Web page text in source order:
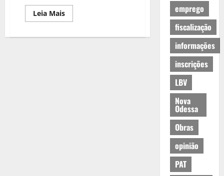
Leia Mais
emprego
fiscalização
informações
inscrições
LBV
Nova
Odessa
Obras
opinião
PAT